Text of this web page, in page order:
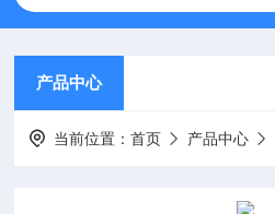
产品中心
当前位置：首页 产品中心